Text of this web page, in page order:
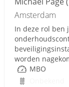
Amsterdam
In deze rol ben
worden
MBO